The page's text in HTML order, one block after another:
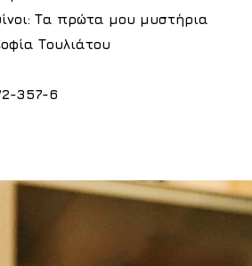
Τα πρώτα μου μυστήρια
Τουλιάτου
357-6